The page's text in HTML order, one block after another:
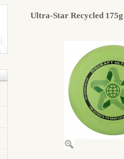
Ultra-Star Recycled